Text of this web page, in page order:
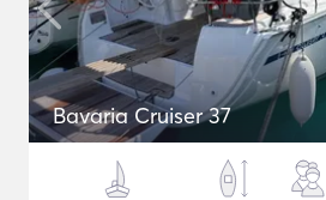
Bavaria Cruiser 37